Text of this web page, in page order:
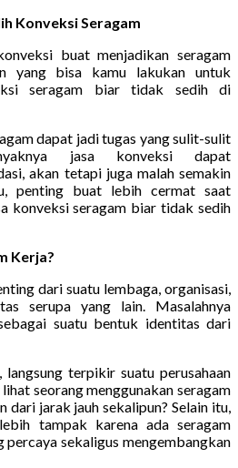
Konveksi Seragam
buat menjadikan seragam
yang bisa kamu lakukan untuk
seragam biar tidak sedih di
dapat jadi tugas yang sulit-sulit
jasa konveksi dapat
akan tetapi juga malah semakin
penting buat lebih cermat saat
konveksi seragam biar tidak sedih
Kerja?
dari suatu lembaga, organisasi,
serupa yang lain. Masalahnya
suatu bentuk identitas dari
langsung terpikir suatu perusahaan
seorang menggunakan seragam
jarak jauh sekalipun? Selain itu,
tampak karena ada seragam
percaya sekaligus mengembangkan